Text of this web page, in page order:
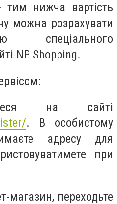
нижча вартість
можна розрахувати
спеціального
NP Shopping.
на сайті
. В особистому
адресу для
при
магазин, переходьте